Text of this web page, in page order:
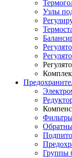
Узлы
Группы